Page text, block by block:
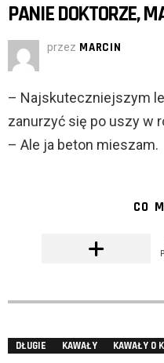
PANIE DOKTORZE,
przez MARCIN
– Najskuteczniejszym
zanurzyć się po uszy w
– Ale ja beton mieszam.
CO
DŁUGIE KAWAŁY KAWAŁY O